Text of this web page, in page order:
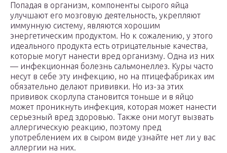
Попадая в организм, компоненты сырого яйца
улучшают его мозговую деятельность, укрепляют
иммунную систему, являются хорошим
энергетическим продуктом. Но к сожалению, у этого
идеального продукта есть отрицательные качества,
которые могут нанести вред организму. Одна из них
— инфекционная болезнь сальмонеллез. Куры часто
несут в себе эту инфекцию, но на птицефабриках им
обязательно делают прививки. Но из-за этих
прививок скорлупа становится тоньше и в яйцо
может проникнуть инфекция, которая может нанести
серьезный вред здоровью. Также они могут вызвать
аллергическую реакцию, поэтому пред
употреблением их в сыром виде узнайте нет ли у вас
аллергии на них.